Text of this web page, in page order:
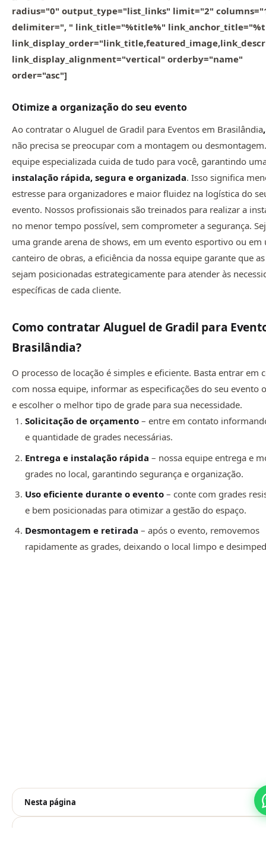
radius="0" output_type="list_links" limit="2"
delimiter=", " link_title="%title%"
link_display_alignment="vertical" orderby="name"
order="asc"]
Otimize a organização do seu evento
Ao contratar o Aluguel de Gradil para Eventos em Brasilândia,
não precisa se preocupar com a montagem ou
equipe especializada cuida de tudo para você, garantindo
instalação rápida, segura e organizada. Isso significa
estresse para organizadores e maior fluidez na logística do
evento. Nossos profissionais são treinados para realizar a
no menor tempo possível, sem comprometer a segurança.
uma grande arena de shows, em um evento esportivo ou em
canteiro de obras, a eficiência da nossa equipe garante que
sejam posicionadas estrategicamente para atender às
específicas de cada cliente.
Como contratar Aluguel de Gradil para
Brasilândia?
O processo de locação é simples e eficiente. Basta entrar em
com nossa equipe, informar as especificações do seu evento
e escolher o melhor tipo de grade para sua necessidade.
Solicitação de orçamento – entre em contato
e quantidade de grades necessárias.
Entrega e instalação rápida – nossa equipe entrega e
grades no local, garantindo segurança e organização.
Uso eficiente durante o evento – conte com grades
e bem posicionadas para otimizar a gestão do espaço.
Desmontagem e retirada – após o evento, removemos
rapidamente as grades, deixando o local limpo e
Nesta página